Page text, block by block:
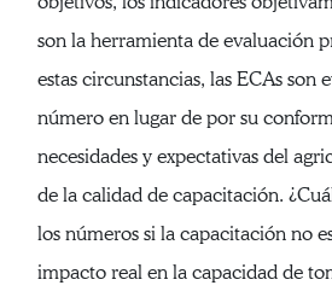
son la herramienta de evaluación
estas circunstancias, las ECAs son
número en lugar de por su
necesidades y expectativas del
de la calidad de capacitación.
los números si la capacitación no
impacto real en la capacidad de